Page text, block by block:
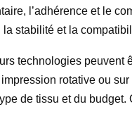
l’adhérence et le
stabilité et la
technologies
rotative ou
de tissu et du